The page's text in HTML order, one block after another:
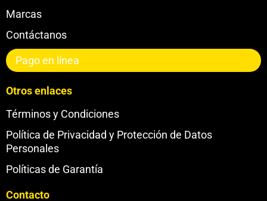
Marcas
Contáctanos
Pago en línea
Otros enlaces
Términos y Condiciones
Política de Privacidad y Protección de Datos
Personales
Políticas de Garantía
Contacto